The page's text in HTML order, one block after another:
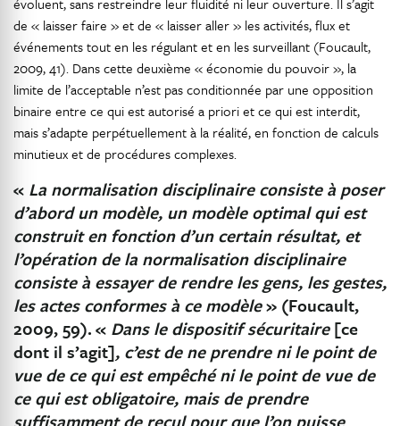
de « laisser faire » et de « laisser aller » les activités, flux et
événements tout en les régulant et en les surveillant (Foucault,
2009, 41). Dans cette deuxième « économie du pouvoir », la
limite de l’acceptable n’est pas conditionnée par une opposition
binaire entre ce qui est autorisé a priori et ce qui est interdit,
mais s’adapte perpétuellement à la réalité, en fonction de calculs
minutieux et de procédures complexes.
« La normalisation disciplinaire consiste à poser
d’abord un modèle, un modèle optimal qui est
construit en fonction d’un certain résultat, et
l’opération de la normalisation disciplinaire
consiste à essayer de rendre les gens, les gestes,
les actes conformes à ce modèle» (Foucault,
2009, 59).« Dans le dispositif sécuritaire[ce
dont il s’agit], c’est de ne prendre ni le point de
vue de ce qui est empêché ni le point de vue de
ce qui est obligatoire, mais de prendre
suffisamment de recul pour que l’on puisse